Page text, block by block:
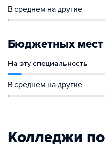
В среднем на другие
Бюджетных мест
На эту специальность
В среднем на другие
Колледжи по